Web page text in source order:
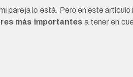
pareja lo está. Pero en este
más importantesa tener en